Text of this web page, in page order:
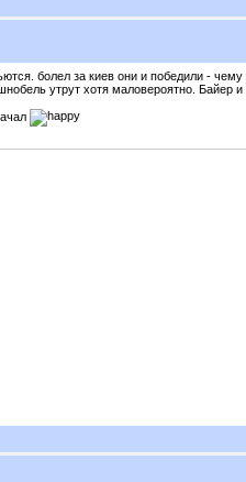
болел за киев они и победили - чему
утрут хотя маловероятно. Байер и